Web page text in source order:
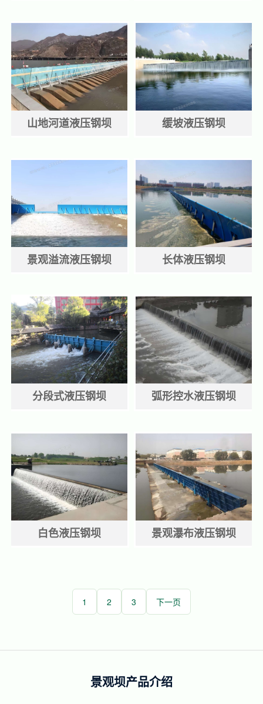
山地河道液压钢坝 缓坡液压钢坝
景观溢流液压钢坝 长体液压钢坝
分段式液压钢坝 弧形控水液压钢坝
白色液压钢坝 景观瀑布液压钢坝
1 2 3 下一页
景观坝产品介绍